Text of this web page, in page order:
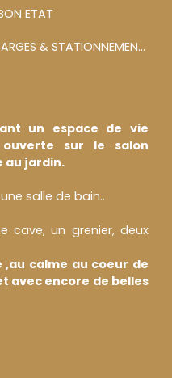
ETAT
3 GARARGES & STATIONNEMENTS
un espace de vie
sur le salon
au jardin.
salle de bain..
cave, un grenier, deux
calme au coeur de
avec encore de belles